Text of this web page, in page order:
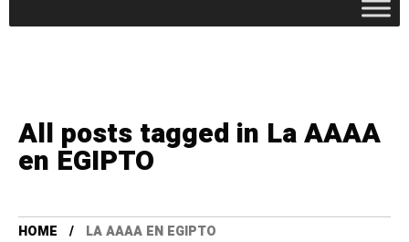
All posts tagged in La AAAA
en EGIPTO
HOME LA AAAA EN EGIPTO